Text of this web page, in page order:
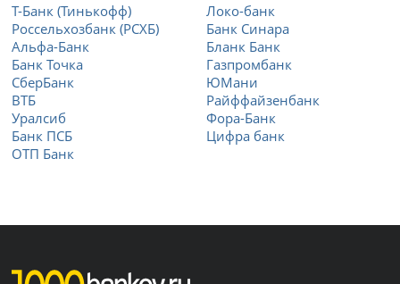
Т-Банк (Тинькофф)
Россельхозбанк (РСХБ)
Альфа-Банк
Банк Точка
СберБанк
ВТБ
Уралсиб
Банк ПСБ
ОТП Банк
Локо-банк
Банк Синара
Бланк Банк
Газпромбанк
ЮМани
Райффайзенбанк
Фора-Банк
Цифра банк